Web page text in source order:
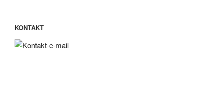
KONTAKT